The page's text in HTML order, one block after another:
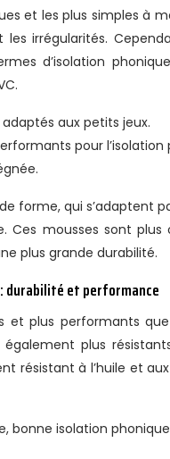
et les plus simples à
irrégularités.
d’isolation
aux petits jeux.
pour l’isolation
forme, qui s’adaptent
mousses sont plus
plus grande durabilité.
durabilité et performance
et plus performants
plus
résistant à l’huile et
bonne isolation